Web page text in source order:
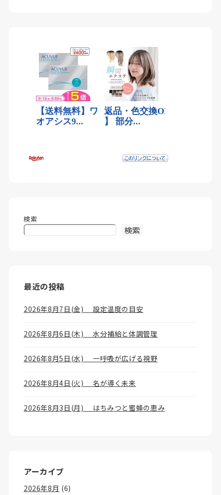
検索
検索
最近の投稿
2026年8月7日(金) 設定温度の目安
2026年8月6日(木) 水分補給と体調管理
2026年8月5日(水) 一呼吸が広げる視野
2026年8月4日(火) 名が導く未来
2026年8月3日(月) はちみつと蜜蜂の恵み
アーカイブ
2026年8月 (6)